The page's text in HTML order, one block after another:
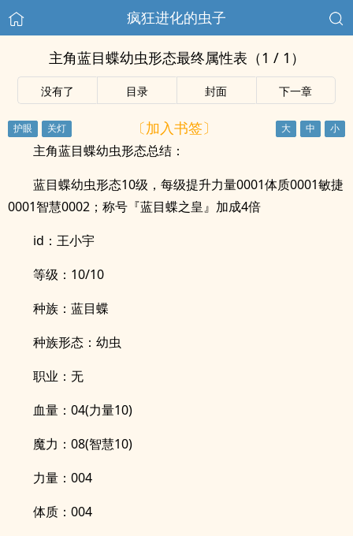
疯狂进化的虫子
主角蓝目蝶幼虫形态最终属性表（1 / 1）
没有了 目录 封面 下一章
〔加入书签〕
主角蓝目蝶幼虫形态总结：
蓝目蝶幼虫形态10级，每级提升力量0001体质0001敏捷
0001智慧0002；称号『蓝目蝶之皇』加成4倍
id：王小宇
等级：10/10
种族：蓝目蝶
种族形态：幼虫
职业：无
血量：04(力量10)
魔力：08(智慧10)
力量：004
体质：004